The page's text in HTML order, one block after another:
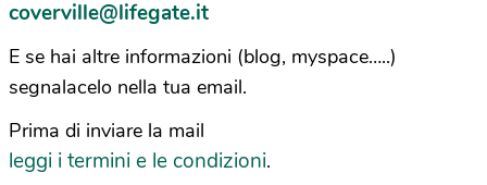
coverville@lifegate.it
E se hai altre informazioni (blog, myspace…..)
segnalacelo nella tua email.
Prima di inviare la mail
leggi i termini e le condizioni.